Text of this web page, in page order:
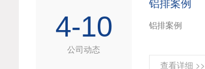
4-10
公司动态
铝排案例
查看详细 >>